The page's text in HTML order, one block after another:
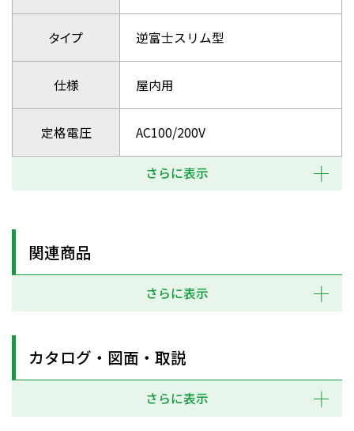
タイプ 逆富士スリム型
仕様 屋内用
定格電圧 AC100/200V
さらに表示
関連商品
さらに表示
カタログ・図面・取説
さらに表示